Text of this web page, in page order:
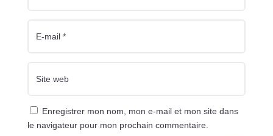
Enregistrer mon nom, mon e-mail et mon site dans
le navigateur pour mon prochain commentaire.